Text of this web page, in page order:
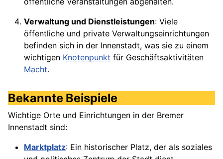
Verwaltung und Dienstleistungen: Viele
öffentliche und private Verwaltungseinrichtungen
befinden sich in der Innenstadt, was sie zu einem
wichtigen Knotenpunkt für Geschäftsaktivitäten
Macht.
Bekannte Beispiele
Wichtige Orte und Einrichtungen in der Bremer
Innenstadt sind:
Marktplatz: Ein historischer Platz, der als soziales